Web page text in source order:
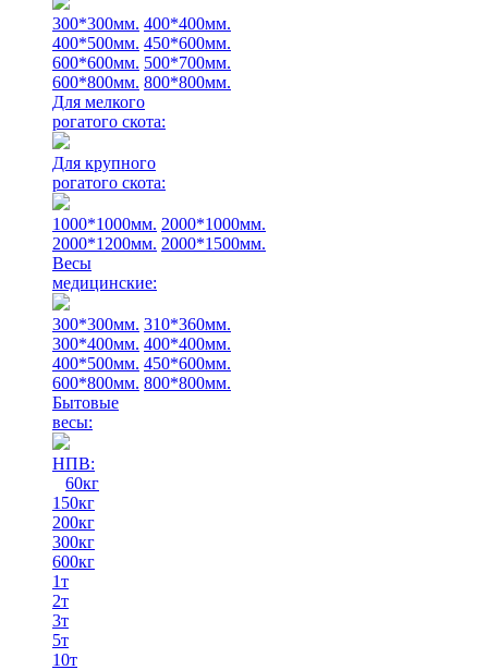
300*300мм. 400*400мм.
400*500мм. 450*600мм.
600*600мм. 500*700мм.
600*800мм. 800*800мм.
Для мелкого
рогатого скота:
Для крупного
рогатого скота:
1000*1000мм. 2000*1000мм.
2000*1200мм. 2000*1500мм.
Весы
медицинские:
300*300мм. 310*360мм.
300*400мм. 400*400мм.
400*500мм. 450*600мм.
600*800мм. 800*800мм.
Бытовые
весы:
НПВ:
60кг
150кг
200кг
300кг
600кг
1т
2т
3т
5т
10т